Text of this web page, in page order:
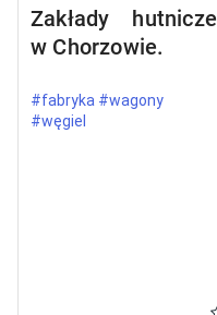
Zakłady hutnicze
w Chorzowie.
#fabryka #wagony
#węgiel